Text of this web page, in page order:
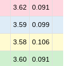
3.62 0.091
3.59 0.099
3.58 0.106
3.60 0.091